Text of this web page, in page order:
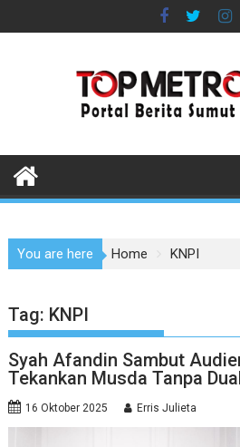
to
You are here Home KNPI
Tag: KNPI
Syah Afandin Sambut
Tekankan Musda Tanpa
16 Oktober 2025 Erris Julieta